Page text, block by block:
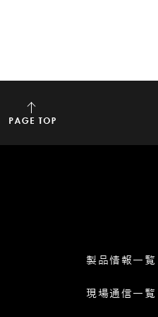
製品情報一覧
現場通信一覧